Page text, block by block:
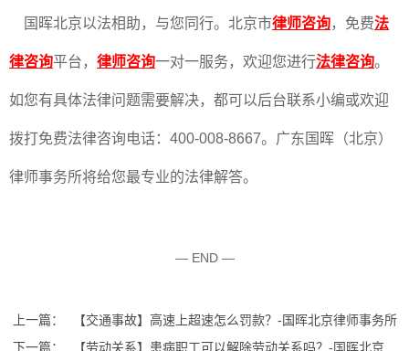
国晖北京以法相助，与您同行。北京市律师咨询，免费法
律咨询平台， 律师咨询一对一服务，欢迎您进行法律咨询。
如您有具体法律问题需要解决，都可以后台联系小编或欢迎
拨打免费法律咨询电话：400-008-8667。广东国晖（北京）
律师事务所将给您最专业的法律解答。
— END —
上一篇：
【交通事故】高速上超速怎么罚款？-国晖北京律师事务所
下一篇：
【劳动关系】患病职工可以解除劳动关系吗？-国晖北京